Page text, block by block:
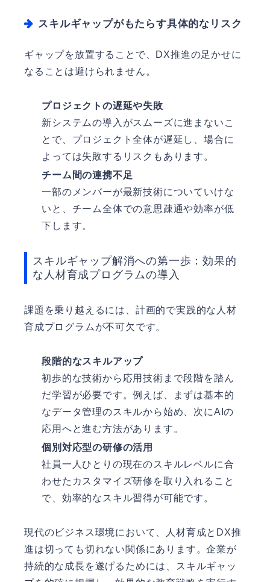
スキルギャップがもたらす具体的なリスク
ギャップを放置することで、DX推進の足かせに
なることは避けられません。
プロジェクトの遅延や失敗
新システムの導入がスムーズに進まないこ
とで、プロジェクト全体が遅延し、場合に
よっては失敗するリスクもあります。
チーム間の連携不足
一部のメンバーが最新技術についていけな
いと、チーム全体での意思疎通や効率が低
下します。
スキルギャップ解消への第一歩：効果的
な人材育成プログラムの導入
課題を乗り越えるには、計画的で実践的な人材
育成プログラムが不可欠です。
段階的なスキルアップ
初歩的な技術から応用技術まで段階を踏ん
だ学習が必要です。例えば、まずは基本的
なデータ管理のスキルから始め、次にAIの
応用へと進む方法があります。
個別対応型の研修の活用
社員一人ひとりの現在のスキルレベルに合
わせたカスタマイズ研修を取り入れること
で、効率的なスキル習得が可能です。
現代のビジネス環境において、人材育成とDX推
進は切っても切れない関係にあります。企業が
持続的な成長を遂げるためには、スキルギャッ